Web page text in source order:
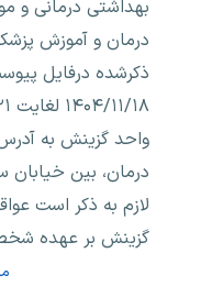
بهداشتی درمانی و
ذکرشده درفایل
واحد گزینش به
لازم به ذکر است
گزینش بر عهده